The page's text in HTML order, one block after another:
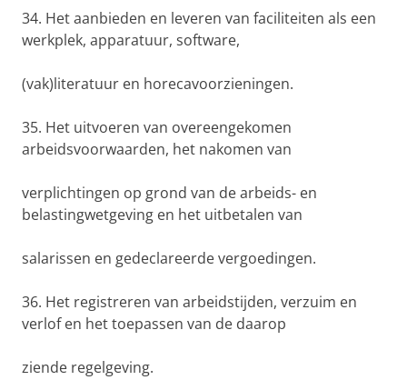
34. Het aanbieden en leveren van faciliteiten als een
werkplek, apparatuur, software,
(vak)literatuur en horecavoorzieningen.
35. Het uitvoeren van overeengekomen
arbeidsvoorwaarden, het nakomen van
verplichtingen op grond van de arbeids- en
belastingwetgeving en het uitbetalen van
salarissen en gedeclareerde vergoedingen.
36. Het registreren van arbeidstijden, verzuim en
verlof en het toepassen van de daarop
ziende regelgeving.